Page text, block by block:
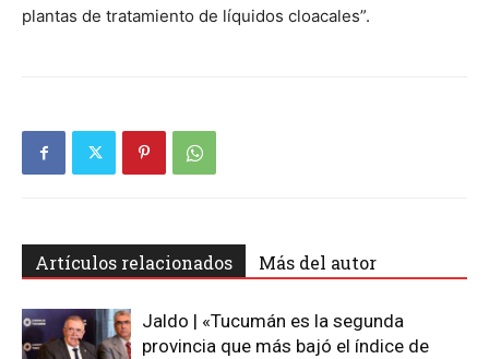
plantas de tratamiento de líquidos cloacales”.
Artículos relacionados Más del autor
Jaldo | «Tucumán es la segunda
provincia que más bajó el índice de